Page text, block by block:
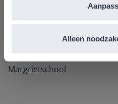
Alleen
luisteren naar suggesties,
Tamara Alkemade
Margrietschool